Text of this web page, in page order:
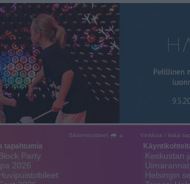
Sääennusteet 🌧 ☼ Vinkkaa / lisää
tapahtumia
Party
2026
Keskustan
Helsingin